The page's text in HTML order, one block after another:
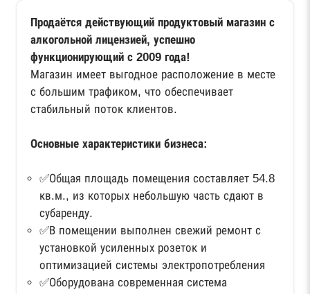
Продаётся действующий продуктовый магазин с
алкогольной лицензией, успешно
функционирующий с 2009 года!
Магазин имеет выгодное расположение в месте
с большим трафиком, что обеспечивает
стабильный поток клиентов.
Основные характеристики бизнеса:
✅Общая площадь помещения составляет 54.8
кв.м., из которых небольшую часть сдают в
субаренду.
✅В помещении выполнен свежий ремонт с
установкой усиленных розеток и
оптимизацией системы электропотребления
✅Оборудована современная система